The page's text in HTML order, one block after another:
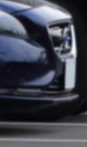
電話か出張か、
から高
メーカー
年式